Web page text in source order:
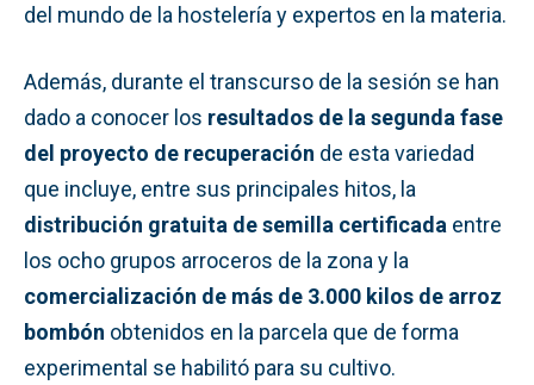
del mundo de la hostelería y expertos en la materia.
Además, durante el transcurso de la sesión se han
dado a conocer los resultados de la segunda fase
del proyecto de recuperación de esta variedad
que incluye, entre sus principales hitos, la
distribución gratuita de semilla certificada entre
los ocho grupos arroceros de la zona y la
comercialización de más de 3.000 kilos de arroz
bombón obtenidos en la parcela que de forma
experimental se habilitó para su cultivo.